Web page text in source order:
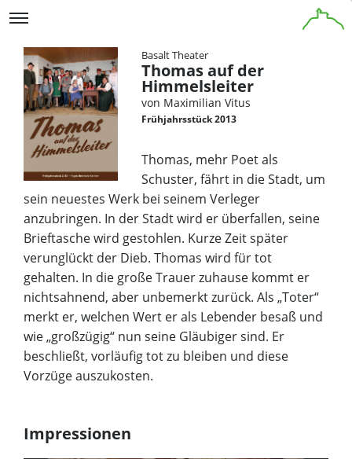
Basalt Theater
Thomas auf der
Himmelsleiter
von Maximilian Vitus
Frühjahrsstück 2013
Thomas, mehr Poet als
Schuster, fährt in die Stadt, um
sein neuestes Werk bei seinem Verleger
anzubringen. In der Stadt wird er überfallen, seine
Brieftasche wird gestohlen. Kurze Zeit später
verunglückt der Dieb. Thomas wird für tot
gehalten. In die große Trauer zuhause kommt er
nichtsahnend, aber unbemerkt zurück. Als „Toter“
merkt er, welchen Wert er als Lebender besaß und
wie „großzügig“ nun seine Gläubiger sind. Er
beschließt, vorläufig tot zu bleiben und diese
Vorzüge auszukosten.
Impressionen